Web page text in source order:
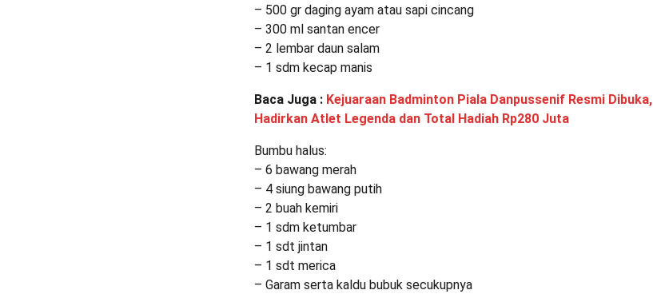
– 500 gr daging ayam atau sapi cincang
– 300 ml santan encer
– 2 lembar daun salam
– 1 sdm kecap manis
Baca Juga : Kejuaraan Badminton Piala Danpussenif Resmi Dibuka,
Hadirkan Atlet Legenda dan Total Hadiah Rp280 Juta
Bumbu halus:
– 6 bawang merah
– 4 siung bawang putih
– 2 buah kemiri
– 1 sdm ketumbar
– 1 sdt jintan
– 1 sdt merica
– Garam serta kaldu bubuk secukupnya